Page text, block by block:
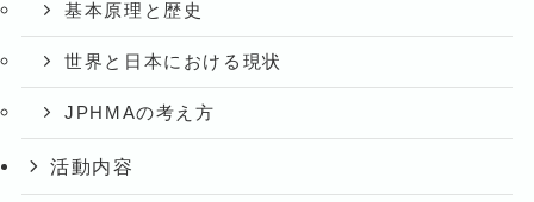
基本原理と歴史
世界と日本における現状
JPHMAの考え方
活動内容